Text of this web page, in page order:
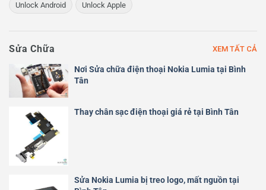
Unlock Android Unlock Apple
Sửa Chữa XEM TẤT CẢ
Nơi Sửa chữa điện thoại Nokia Lumia tại Bình
Tân
Thay chân sạc điện thoại giá rẻ tại Bình Tân
Sửa Nokia Lumia bị treo logo, mất nguồn tại